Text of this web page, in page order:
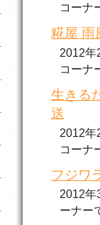
コーナ
糀屋 雨
2012年
コーナ
生きる
送
2012年
コーナ
フジワ
2012年
ーナー